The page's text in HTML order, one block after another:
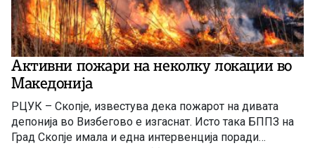
Активни пожари на неколку локации во
Македонија
РЦУК – Скопје, известува дека пожарот на дивата
депонија во Визбегово е изгаснат. Исто така БППЗ на
Град Скопје имала и една интервенција поради